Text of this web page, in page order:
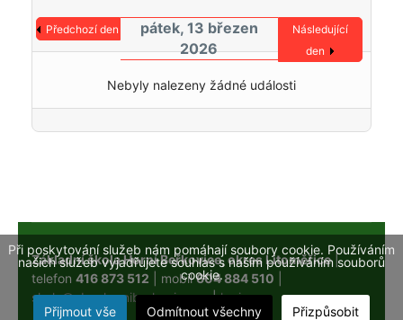
Předchozí den
pátek, 13 březen
2026
Následující
den
Nebyly nalezeny žádné události
Základní škola Horní Beřkovice, okres Litoměřice|
telefon 416 873 512 | mobil604 884 510
skola@obechorniberkovice.cz|login
Při poskytování služeb nám pomáhají soubory cookie. Používáním
našich služeb vyjadřujete souhlas s naším používáním souborů
cookie.
Přijmout vše Odmítnout všechny Přizpůsobit